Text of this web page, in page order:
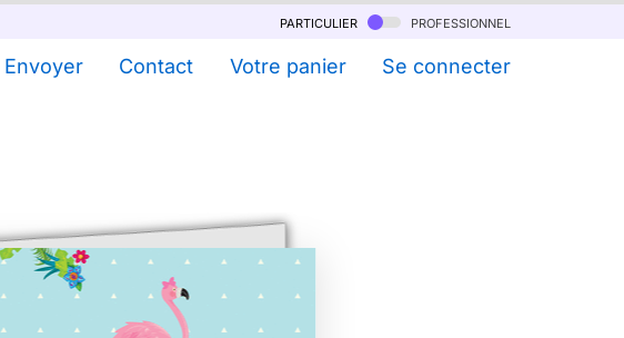
particulier professionnel
Envoyer Contact Votre panier Se connecter